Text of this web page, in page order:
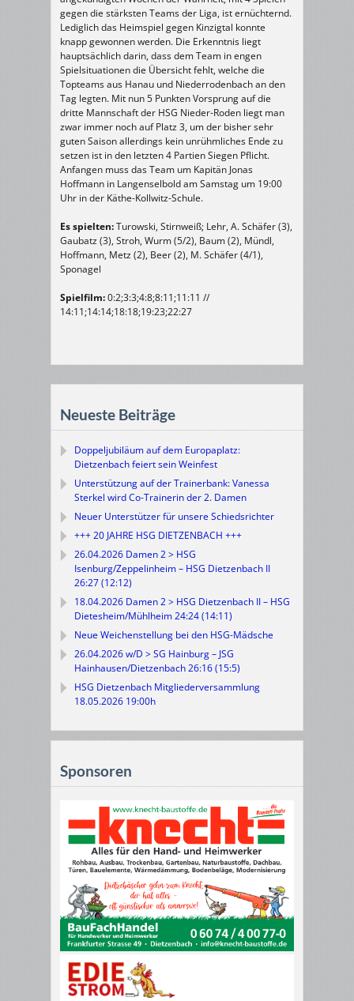
gegen die stärksten Teams der Liga, ist ernüchternd.
Lediglich das Heimspiel gegen Kinzigtal konnte
knapp gewonnen werden. Die Erkenntnis liegt
hauptsächlich darin, dass dem Team in engen
Spielsituationen die Übersicht fehlt, welche die
Topteams aus Hanau und Niederrodenbach an den
Tag legten. Mit nun 5 Punkten Vorsprung auf die
dritte Mannschaft der HSG Nieder-Roden liegt man
zwar immer noch auf Platz 3, um der bisher sehr
guten Saison allerdings kein unrühmliches Ende zu
setzen ist in den letzten 4 Partien Siegen Pflicht.
Anfangen muss das Team um Kapitän Jonas
Hoffmann in Langenselbold am Samstag um 19:00
Uhr in der Käthe-Kollwitz-Schule.
Es spielten:Turowski, Stirnweiß; Lehr, A. Schäfer (3),
Gaubatz (3), Stroh, Wurm (5/2), Baum (2), Mündl,
Hoffmann, Metz (2), Beer (2), M. Schäfer (4/1),
Sponagel
Spielfilm:0:2;3:3;4:8;8:11;11:11 //
14:11;14:14;18:18;19:23;22:27
Neueste Beiträge
Doppeljubiläum auf dem Europaplatz:
Dietzenbach feiert sein Weinfest
Unterstützung auf der Trainerbank: Vanessa
Sterkel wird Co-Trainerin der 2. Damen
Neuer Unterstützer für unsere Schiedsrichter
+++ 20 JAHRE HSG DIETZENBACH +++
26.04.2026 Damen 2 > HSG
Isenburg/Zeppelinheim – HSG Dietzenbach II
26:27 (12:12)
18.04.2026 Damen 2 > HSG Dietzenbach II – HSG
Dietesheim/Mühlheim 24:24 (14:11)
Neue Weichenstellung bei den HSG-Mädsche
26.04.2026 w/D > SG Hainburg – JSG
Hainhausen/Dietzenbach 26:16 (15:5)
HSG Dietzenbach Mitgliederversammlung
18.05.2026 19:00h
Sponsoren